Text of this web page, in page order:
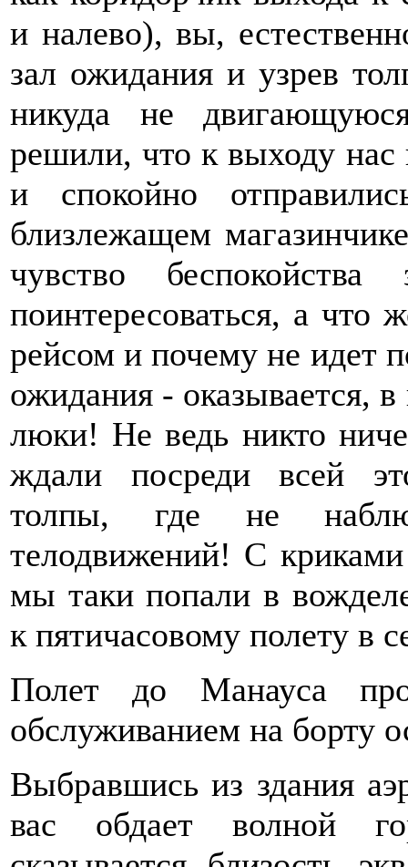
и налево), вы,
зал ожидания и узрев
никуда не
решили, что к выходу нас
и спокойно
близлежащем
чувство
поинтересоваться, а что
рейсом и почему не идет
ожидания - оказывается,
люки! Не ведь никто
ждали посреди всей
толпы, где не
телодвижений! С
мы таки попали в
к пятичасовому полету в
Полет до Манауса
обслуживанием на борту
Выбравшись из здания
вас обдает волной